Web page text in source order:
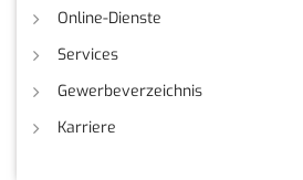
Online-Dienste
Services
Gewerbeverzeichnis
Karriere